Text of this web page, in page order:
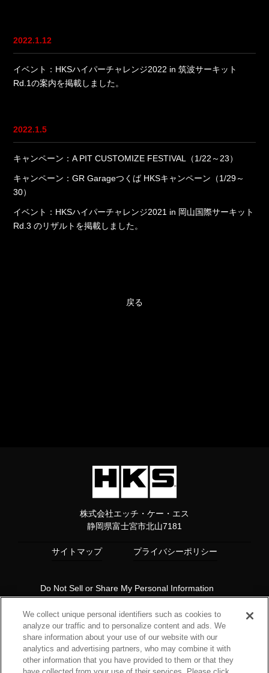
2022.1.12
イベント：HKSハイパーチャレンジ2022 in 筑波サーキット
Rd.1の案内を掲載しました。
2022.1.5
キャンペーン：A PIT CUSTOMIZE FESTIVAL（1/22～23）
キャンペーン：GR Garageつくば HKSキャンペーン（1/29～
30）
イベント：HKSハイパーチャレンジ2021 in 岡山国際サーキット
Rd.3 のリザルトを掲載しました。
戻る
株式会社エッチ・ケー・エス
静岡県富士宮市北山7181
サイトマップ プライバシーポリシー
Do Not Sell or Share My Personal Information
Copyright© 1997 HKS Co., Ltd. all rights reserved.
We collect unique personal identifiers such as cookies to
analyze our traffic and to personalize content and ads. We
share information about your use of our website with our
analytics and advertising partners, who may combine it with
other information that you have provided to them or that they